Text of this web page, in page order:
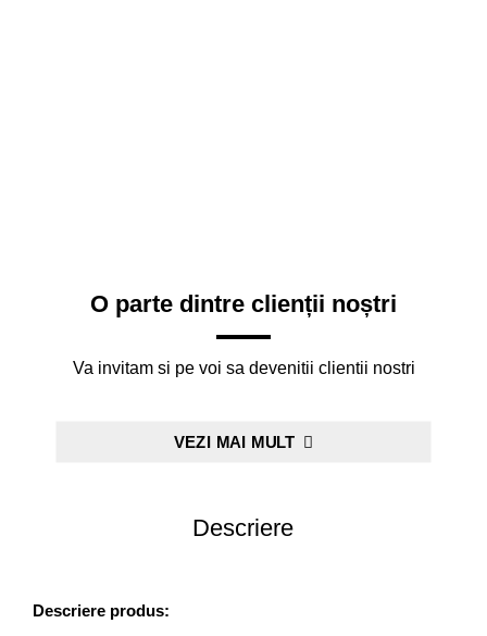
Descriere
Descriere produs:
O parte dintre clienții noștri
Va invitam si pe voi sa devenitii clientii nostri
VEZI MAI MULT